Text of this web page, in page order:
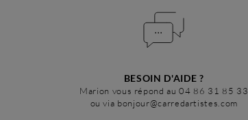
BESOIN D'AIDE ?
Marion vous répond au 04 86 31 85 33
ou via bonjour@carredartistes.com